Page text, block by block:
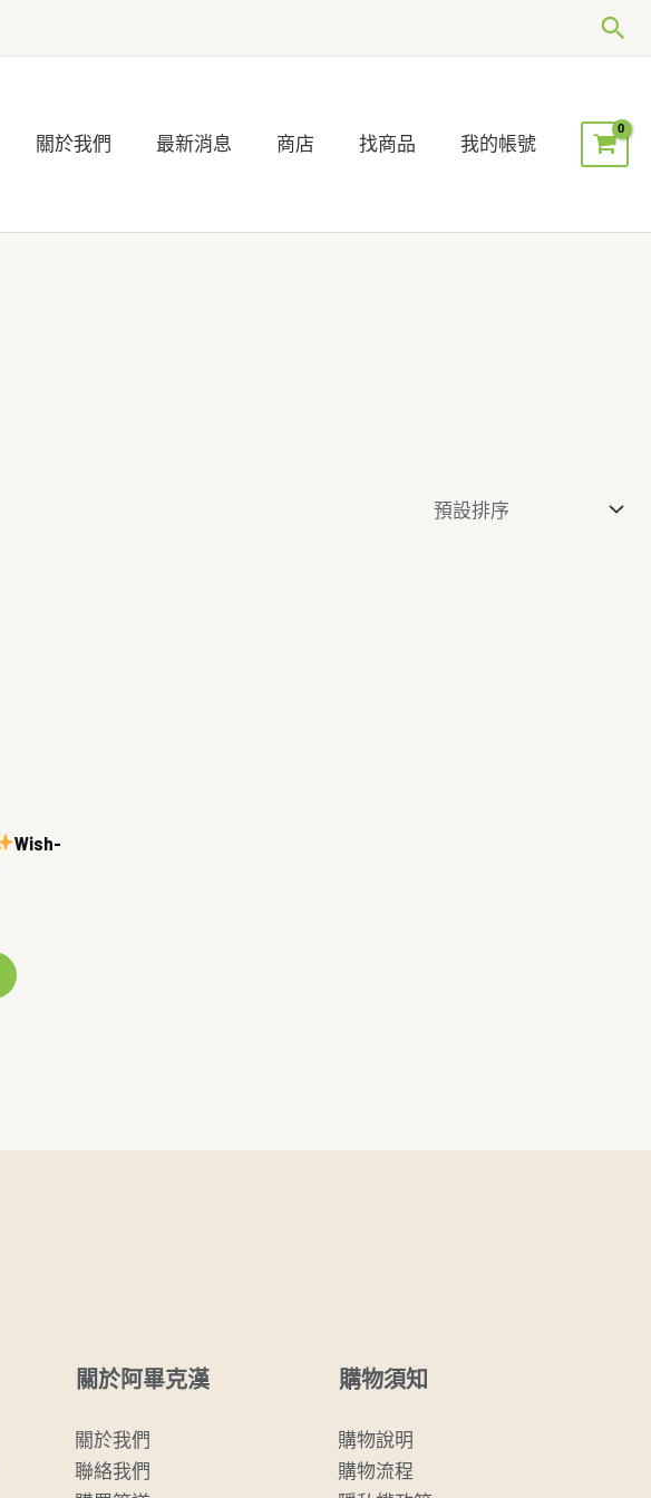
搜
關於我們 最新消息 商店 找商品 我的帳號
Wish-
關於阿畢克漢
關於我們
聯絡我們
購物須知
購物說明
購物流程